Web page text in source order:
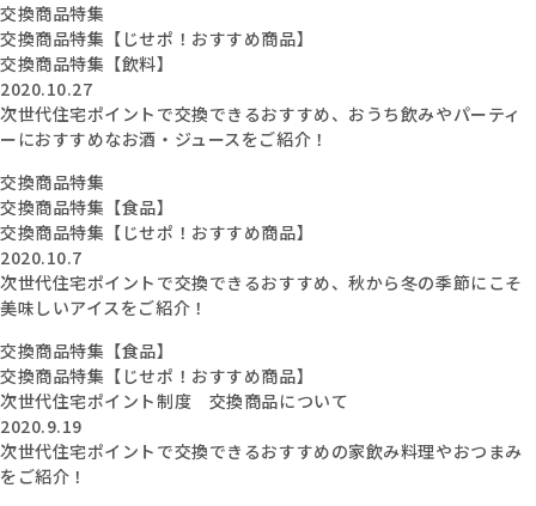
交換商品特集
交換商品特集【じせポ！おすすめ商品】
交換商品特集【飲料】
2020.10.27
次世代住宅ポイントで交換できるおすすめ、おうち飲みやパーティ
ーにおすすめなお酒・ジュースをご紹介！
交換商品特集
交換商品特集【食品】
交換商品特集【じせポ！おすすめ商品】
2020.10.7
次世代住宅ポイントで交換できるおすすめ、秋から冬の季節にこそ
美味しいアイスをご紹介！
交換商品特集【食品】
交換商品特集【じせポ！おすすめ商品】
次世代住宅ポイント制度 交換商品について
2020.9.19
次世代住宅ポイントで交換できるおすすめの家飲み料理やおつまみ
をご紹介！